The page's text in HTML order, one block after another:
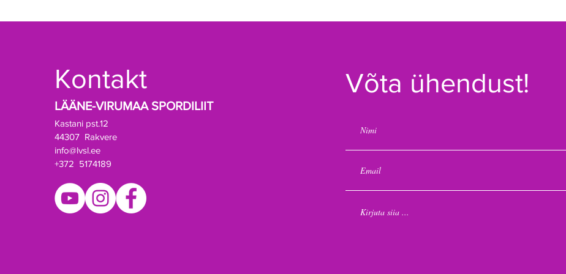
Kontakt
LÄÄNE-VIRUMAA SPORDILIIT
Kastani pst.12
44307 Rakvere
info@lvsl.ee
+372 5174189
Võta ühendust!